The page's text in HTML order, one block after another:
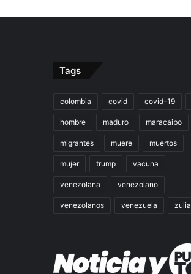
Tags
colombia covid covid-19
hombre maduro maracaibo
migrantes muere muertos
mujer trump vacuna
venezolana venezolano
venezolanos venezuela zulia